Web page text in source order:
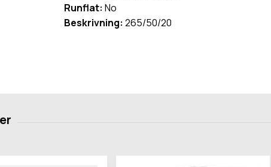
Runflat: No
Beskrivning: 265/50/20